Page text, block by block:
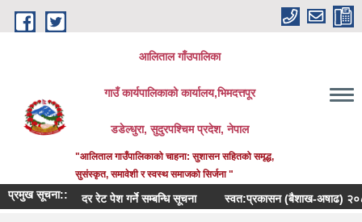
Skip to main content
आलिताल गाँउपालिका
गाउँ कार्यपालिकाको कार्यालय,भिमदत्तपूर
डडेल्धुरा, सुदुरपश्चिम प्रदेश, नेपाल
"आलिताल गाउँपालिकाको चाहना: सुशासन सहितको समृद्ध,
सुसंस्कृत, समावेशी र स्वस्थ समाजको सिर्जना "
प्रमुख सूचना::दर रेट पेश गर्ने सम्बन्धि सूचना स्वत:प्रकासन (बैशाख-अषाढ) २०८३